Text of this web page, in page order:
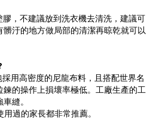
，不建議放到洗衣機去清洗，建議可
髒汙的地方做局部的清潔再晾乾就可以
用高密度的尼龍布料，且搭配世界名
鍊的操作上損壞率極低。工廠生產的工
縫。
過的家長都非常推薦。